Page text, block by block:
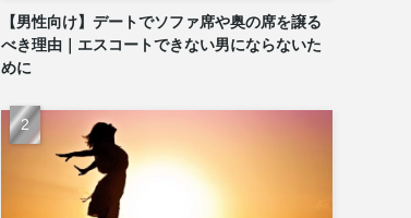
【男性向け】デートでソファ席や奥の席を譲る
べき理由｜エスコートできない男にならないた
めに